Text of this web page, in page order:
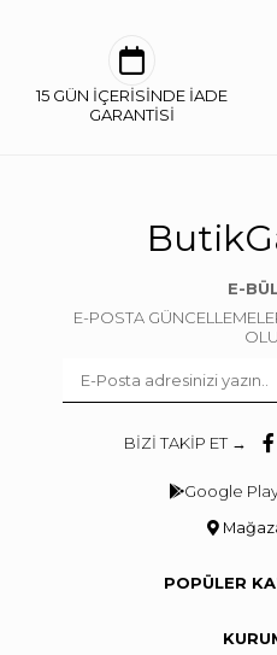
15 GÜN İÇERİSİNDE İADE
GARANTİSİ
E-
E-POSTA
BİZİ TAKİP ET →
Google
POPÜLER